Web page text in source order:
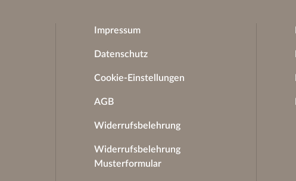
Impressum
Datenschutz
Cookie-Einstellungen
AGB
Widerrufsbelehrung
Widerrufsbelehrung
Musterformular